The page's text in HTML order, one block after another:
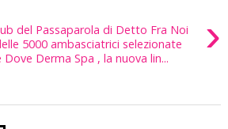
›
del Passaparola di Detto Fra Noi
5000 ambasciatrici selezionate
Derma Spa , la nuova lin...